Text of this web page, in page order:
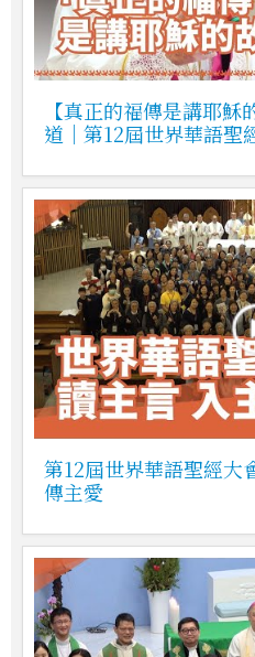
【真正的福傳是講耶
道｜第12屆世界華語聖
第12屆世界華語聖經大
傳主愛